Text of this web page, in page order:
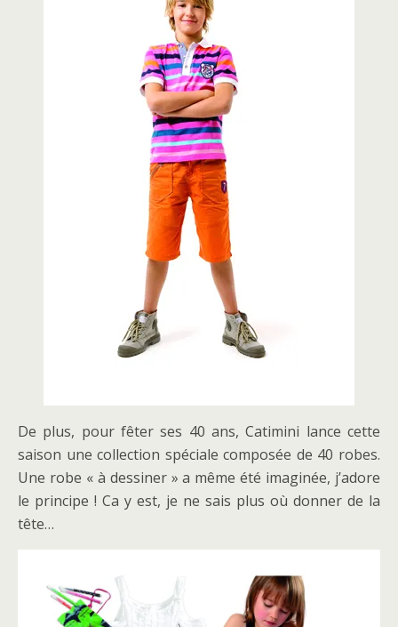
De plus, pour fêter ses 40 ans, Catimini lance cette
saison une collection spéciale composée de 40 robes.
Une robe « à dessiner » a même été imaginée, j’adore
le principe ! Ca y est, je ne sais plus où donner de la
tête…